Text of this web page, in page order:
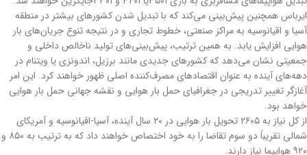
ایرباس همچنین پیش‌بینی می‌کند که با تبدیل شدن کشورهای بیشتر در منطقه
آسیا و اقیانوسیه به مراکز صنعتی، خطوط تجاری و در نتیجه تنوع جریان‌های بار
هوایی افزایش یابد. به همین ترتیب، پیش‌بینی‌های تولید ناخالص داخلی و
جمعیتی نشان می‌دهد که کشورهای جدیدی مانند برزیل، اندونزی یا ویتنام در
دهه‌های آینده به عنوان اقتصادهای مصرف‌کننده اصلی ظهور خواهند کرد. این امر
آغازگر تغییر تدریجی در جغرافیای حمل بار هوایی و نقشه جهانی حمل بار هوایی
خواهد بود.
از کل نیاز به ۲۶۰۵ تحویل بار هوایی در ۲۰ سال آینده، آسیا-اقیانوسیه و آمریکای
شمالی تقریباً دو سوم تقاضا را به خود اختصاص خواهند داد که به ترتیب به ۸۵۰ و
۹۲۰ هواپیما نیاز دارند.